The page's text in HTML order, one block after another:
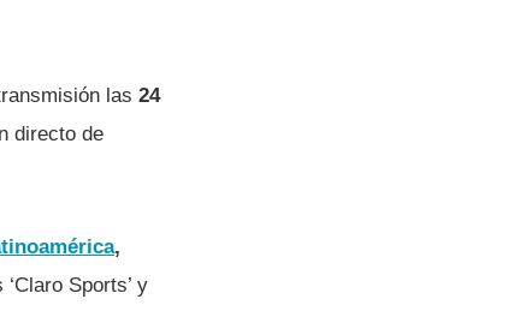
las 24
directo de
,
Sports’ y